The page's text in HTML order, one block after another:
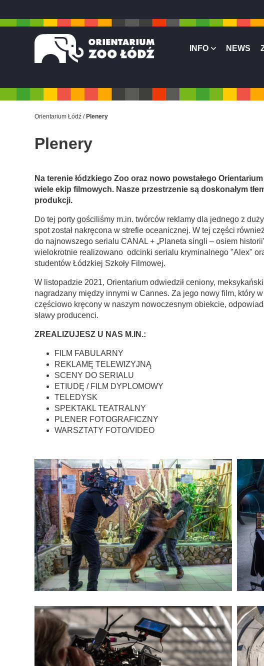
INFO NEWS
Orientarium Łódź Plenery
Plenery
Na terenie łódzkiego Zoo oraz nowo powstałego
wiele ekip filmowych. Nasze przestrzenie są doskonałym
produkcji.
Do tej porty gościliśmy m.in. twórców reklamy dla jednego z
spot został nakręcona w strefie oceanicznej. W tej części
do najnowszego serialu CANAL + „Planeta singli – osiem
wielokrotnie realizowano odcinki serialu kryminalnego "Alex"
studentów Łódzkiej Szkoły Filmowej.
W listopadzie 2021, Orientarium odwiedził ceniony,
nagradzany między innymi w Cannes. Za jego nowy film, który
częściowo kręcony w naszym nowoczesnym obiekcie,
sławy producenci.
ZREALIZUJESZ U NAS M.IN.:
FILM FABULARNY
REKLAMĘ TELEWIZYJNĄ
SCENY DO SERIALU
ETIUDĘ / FILM DYPLOMOWY
TELEDYSK
SPEKTAKL TEATRALNY
PLENER FOTOGRAFICZNY
WARSZTATY FOTO/VIDEO